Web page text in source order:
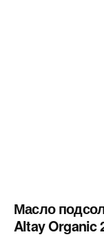
Масло
Altay Organic